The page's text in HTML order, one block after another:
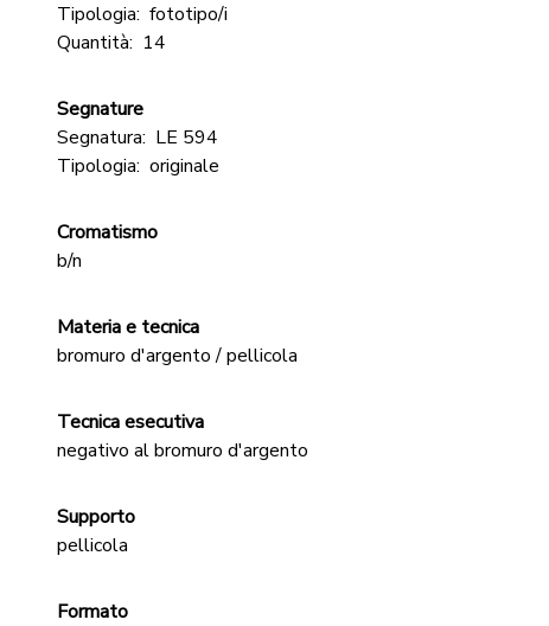
Tipologia: fototipo/i
Quantità: 14
Segnature
Segnatura: LE 594
Tipologia: originale
Cromatismo
b/n
Materia e tecnica
bromuro d'argento / pellicola
Tecnica esecutiva
negativo al bromuro d'argento
Supporto
pellicola
Formato